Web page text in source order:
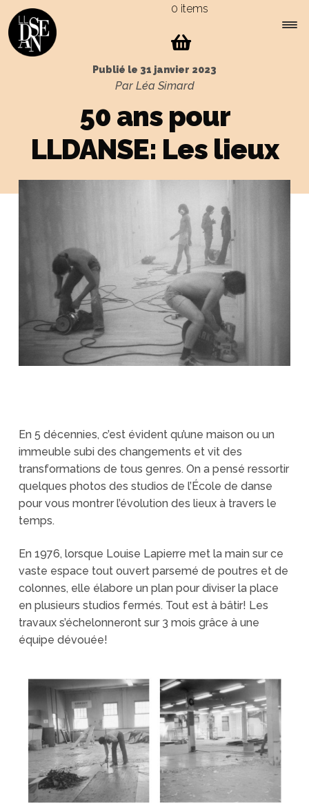
Skip
to
navigation
Skip
to
content
0 items
Publié le 31 janvier 2023
Par Léa Simard
50 ans pour
LLDANSE: Les lieux
En 5 décennies, c’est évident qu’une maison ou un
immeuble subi des changements et vit des
transformations de tous genres. On a pensé ressortir
quelques photos des studios de l’École de danse
pour vous montrer l’évolution des lieux à travers le
temps.
En 1976, lorsque Louise Lapierre met la main sur ce
vaste espace tout ouvert parsemé de poutres et de
colonnes, elle élabore un plan pour diviser la place
en plusieurs studios fermés. Tout est à bâtir! Les
travaux s’échelonneront sur 3 mois grâce à une
équipe dévouée!